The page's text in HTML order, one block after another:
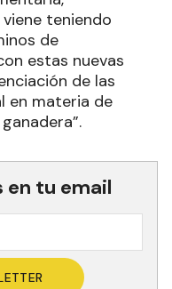
teniendo
de
estas nuevas
de las
en materia de
en tu email